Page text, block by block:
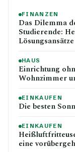
FINANZEN
Das Dilemma
Studierende:
Lösungsansätze
HAUS
Einrichtung
Wohnzimmer
EINKAUFEN
Die besten
EINKAUFEN
eine